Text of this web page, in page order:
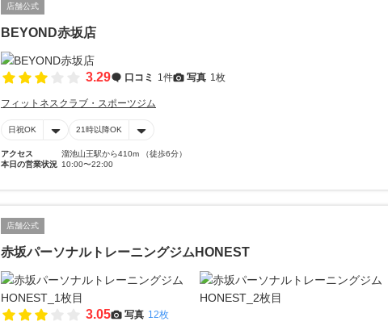
店舗公式
BEYOND赤坂店
3.29 口コミ 1件 写真 1枚
フィットネスクラブ・スポーツジム
日祝OK 21時以降OK
アクセス
溜池山王駅から410m （徒歩6分）
本日の営業状況 10:00〜22:00
店舗公式
赤坂パーソナルトレーニングジムHONEST
3.05 写真 12枚